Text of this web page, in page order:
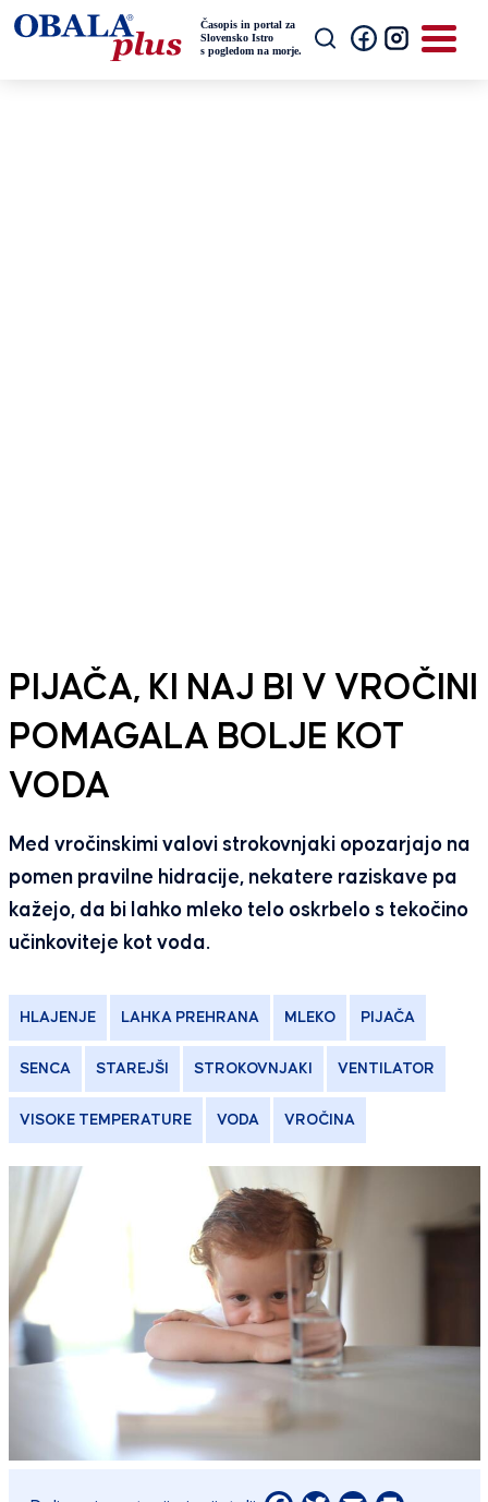
PIJAČA, KI NAJ BI V VROČINI
POMAGALA BOLJE KOT
VODA
Med vročinskimi valovi strokovnjaki opozarjajo na
pomen pravilne hidracije, nekatere raziskave pa
kažejo, da bi lahko mleko telo oskrbelo s tekočino
učinkoviteje kot voda.
HLAJENJE LAHKA PREHRANA MLEKO PIJAČA
SENCA STAREJŠI STROKOVNJAKI VENTILATOR
VISOKE TEMPERATURE VODA VROČINA